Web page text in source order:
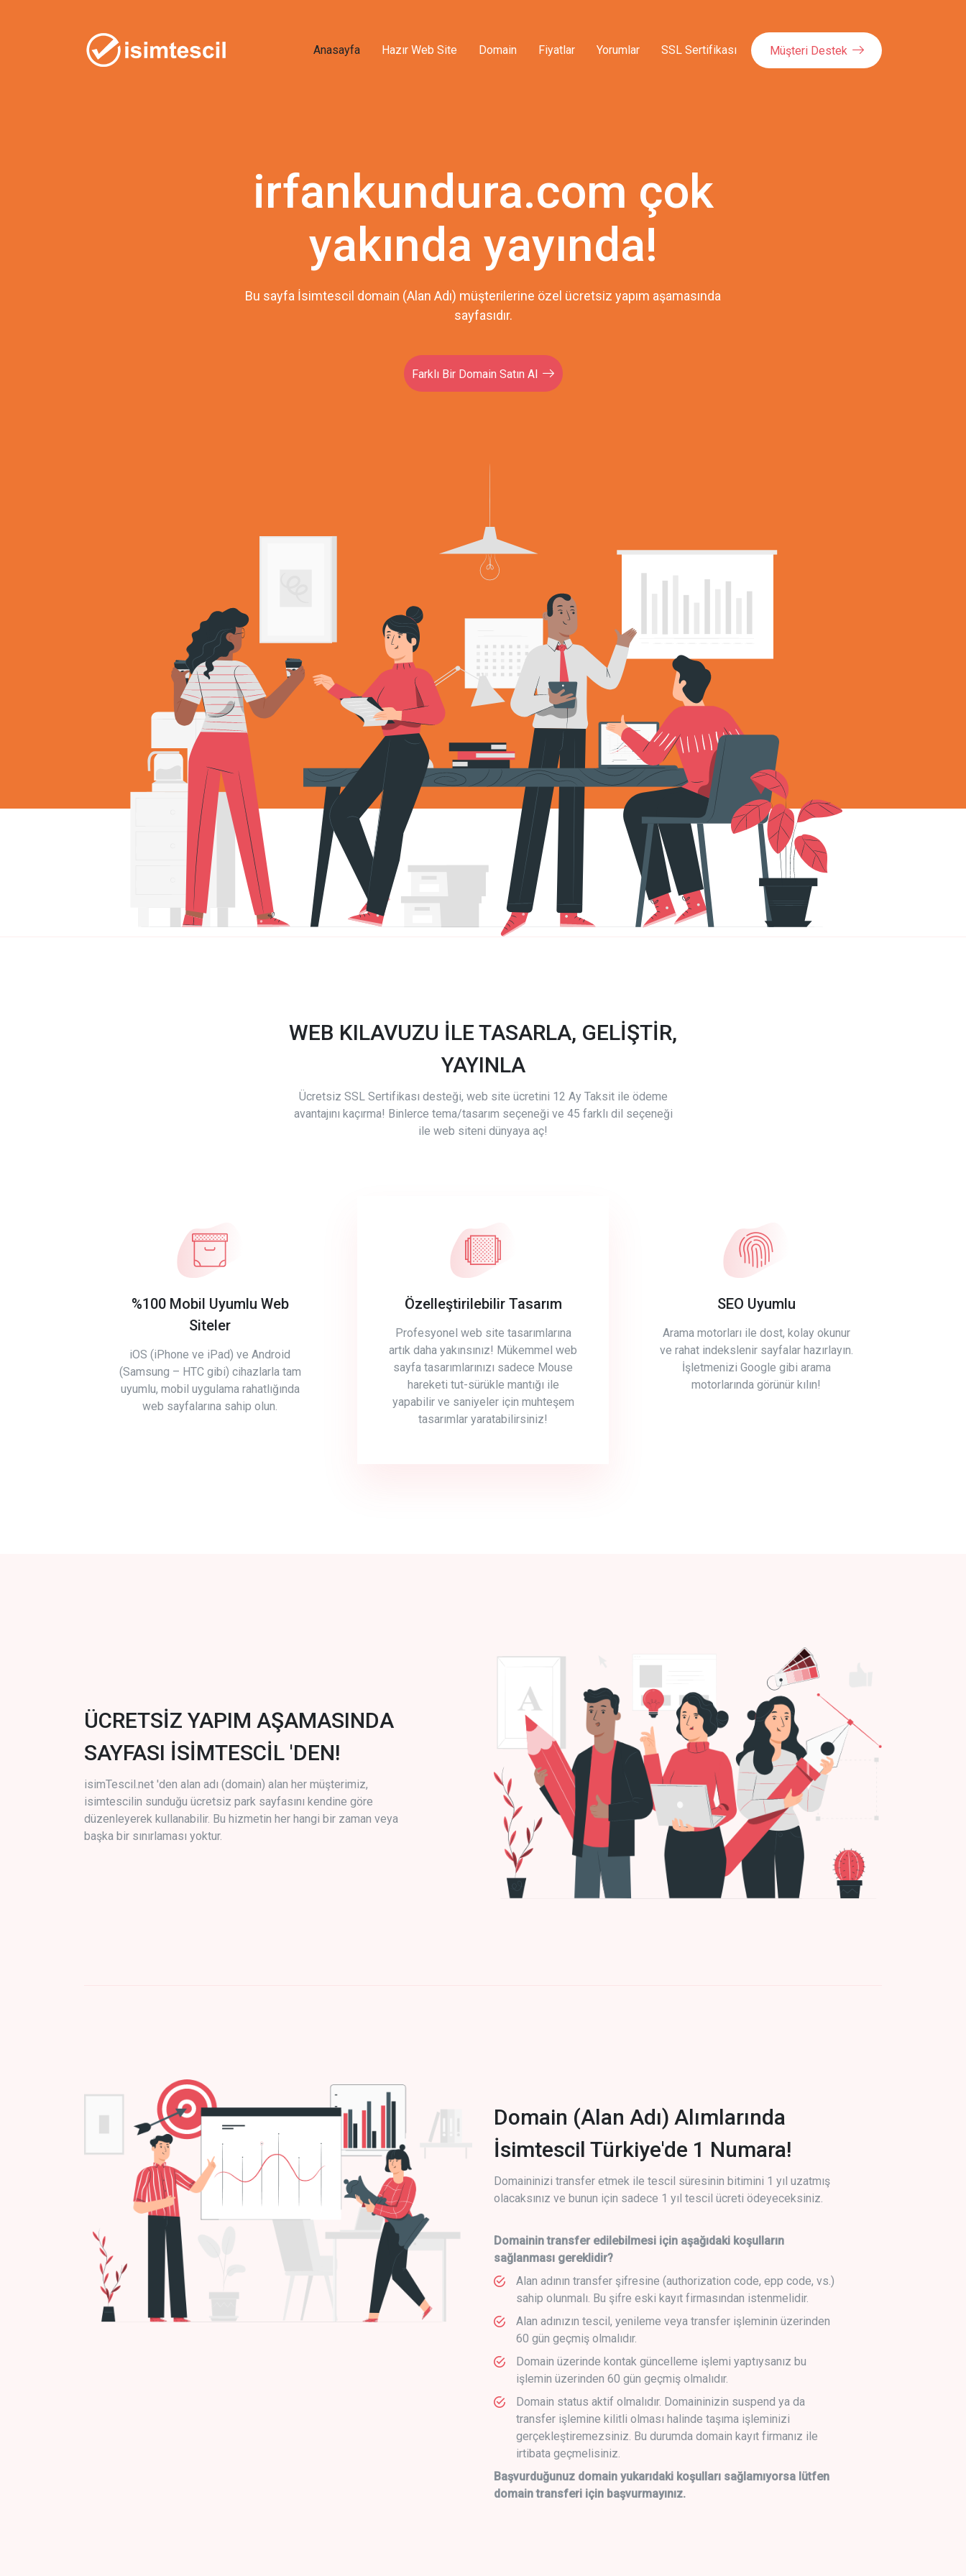
Anasayfa Hazır Web Site Domain Fiyatlar Yorumlar SSL Sertifikası Müşteri Destek
irfankundura.com çok
yakında yayında!
Bu sayfa İsimtescil domain (Alan Adı) müşterilerine özel ücretsiz yapım aşamasında
sayfasıdır.
Farklı Bir Domain Satın Al
WEB KILAVUZU İLE TASARLA, GELİŞTİR,
YAYINLA
Ücretsiz SSL Sertifikası desteği, web site ücretini 12 Ay Taksit ile ödeme
avantajını kaçırma! Binlerce tema/tasarım seçeneği ve 45 farklı dil seçeneği
ile web siteni dünyaya aç!
%100 Mobil Uyumlu Web
Siteler
iOS (iPhone ve iPad) ve Android
(Samsung – HTC gibi) cihazlarla tam
uyumlu, mobil uygulama rahatlığında
web sayfalarına sahip olun.
Özelleştirilebilir Tasarım
Profesyonel web site tasarımlarına
artık daha yakınsınız! Mükemmel web
sayfa tasarımlarınızı sadece Mouse
hareketi tut-sürükle mantığı ile
yapabilir ve saniyeler için muhteşem
tasarımlar yaratabilirsiniz!
SEO Uyumlu
Arama motorları ile dost, kolay okunur
ve rahat indekslenir sayfalar hazırlayın.
İşletmenizi Google gibi arama
motorlarında görünür kılın!
ÜCRETSİZ YAPIM AŞAMASINDA
SAYFASI İSİMTESCİL 'DEN!
isimTescil.net 'den alan adı (domain) alan her müşterimiz,
isimtescilin sunduğu ücretsiz park sayfasını kendine göre
düzenleyerek kullanabilir. Bu hizmetin her hangi bir zaman veya
başka bir sınırlaması yoktur.
Domain (Alan Adı) Alımlarında
İsimtescil Türkiye'de 1 Numara!
Domaininizi transfer etmek ile tescil süresinin bitimini 1 yıl uzatmış
olacaksınız ve bunun için sadece 1 yıl tescil ücreti ödeyeceksiniz.
Domainin transfer edilebilmesi için aşağıdaki koşulların
sağlanması gereklidir?
Alan adının transfer şifresine (authorization code, epp code, vs.)
sahip olunmalı. Bu şifre eski kayıt firmasından istenmelidir.
Alan adınızın tescil, yenileme veya transfer işleminin üzerinden
60 gün geçmiş olmalıdır.
Domain üzerinde kontak güncelleme işlemi yaptıysanız bu
işlemin üzerinden 60 gün geçmiş olmalıdır.
Domain status aktif olmalıdır. Domaininizin suspend ya da
transfer işlemine kilitli olması halinde taşıma işleminizi
gerçekleştiremezsiniz. Bu durumda domain kayıt firmanız ile
irtibata geçmelisiniz.
Başvurduğunuz domain yukarıdaki koşulları sağlamıyorsa lütfen
domain transferi için başvurmayınız.